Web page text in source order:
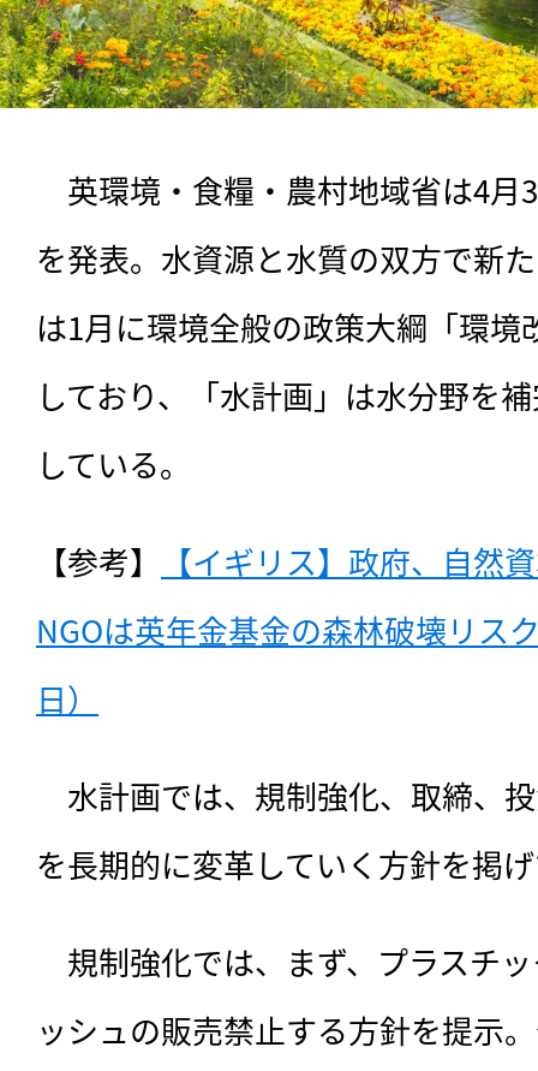
英環境・食糧・農村地域省は4月
を発表。水資源と水質の双方で新
は1月に環境全般の政策大綱「環境
しており、「水計画」は水分野を
している。
【参考】
【イギリス】政府、自然
NGOは英年金基金の森林破壊リス
日）
水計画では、 規制強化、取締、
を長期的に変革していく方針を掲
規制強化では、まず、プラスチ
ッシュの販売禁止する方針を提示